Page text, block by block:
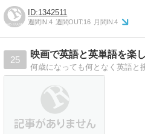
1342511
週間IN:4 週間OUT:16 月間IN:4
25
映画で英語と英単語を楽